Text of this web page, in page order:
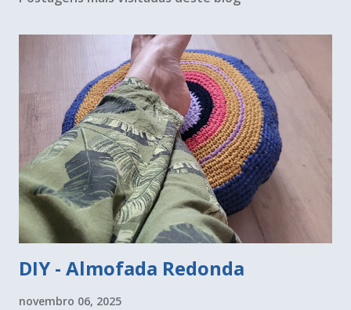
DIY - Almofada Redonda
novembro 06, 2025